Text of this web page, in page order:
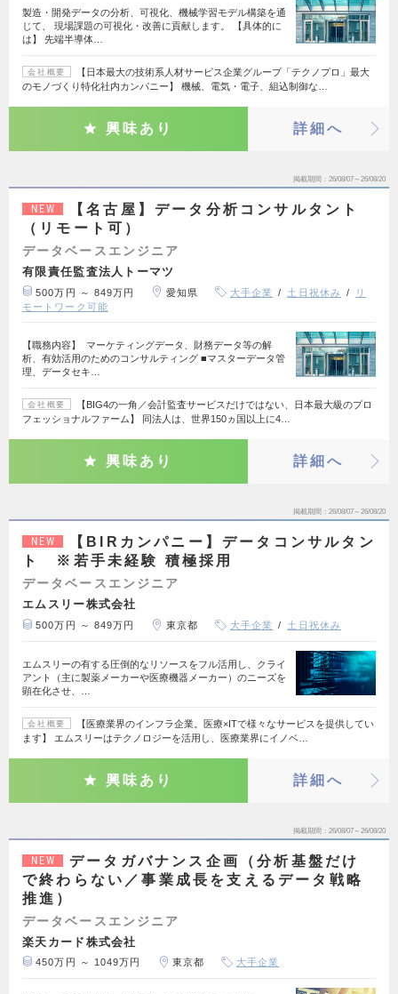
製造・開発データの分析、可視化、機械学習モデル構築を通
じて、 現場課題の可視化・改善に貢献します。 【具体的に
は】 先端半導体…
会社概要
【日本最大の技術系人材サービス企業グループ「テクノプロ」最大
のモノづくり特化社内カンパニー】 機械、電気・電子、組込制御な…
興味あり 詳細へ
掲載期間 26/08/07～26/08/20
NEW
【名古屋】データ分析コンサルタント
（リモート可）
データベースエンジニア
有限責任監査法人トーマツ
500万円 ～ 849万円 愛知県 大手企業 土日祝休み
リ
モートワーク可能
【職務内容】 マーケティングデータ、財務データ等の解
析、有効活用のためのコンサルティング ■マスターデータ管
理、データセキ…
会社概要
【BIG4の一角／会計監査サービスだけではない、日本最大級のプロ
フェッショナルファーム】 同法人は、世界150ヵ国以上に4…
興味あり 詳細へ
掲載期間 26/08/07～26/08/20
NEW
【BIRカンパニー】データコンサルタン
ト ※若手未経験 積極採用
データベースエンジニア
エムスリー株式会社
500万円 ～ 849万円 東京都 大手企業 土日祝休み
エムスリーの有する圧倒的なリソースをフル活用し、クライ
アント（主に製薬メーカーや医療機器メーカー）のニーズを
顕在化させ、…
会社概要
【医療業界のインフラ企業。医療×ITで様々なサービスを提供してい
ます】 エムスリーはテクノロジーを活用し、医療業界にイノベ…
興味あり 詳細へ
掲載期間 26/08/07～26/08/20
NEW
データガバナンス企画（分析基盤だけ
で終わらない／事業成長を支えるデータ戦略
推進）
データベースエンジニア
楽天カード株式会社
450万円 ～ 1049万円 東京都 大手企業